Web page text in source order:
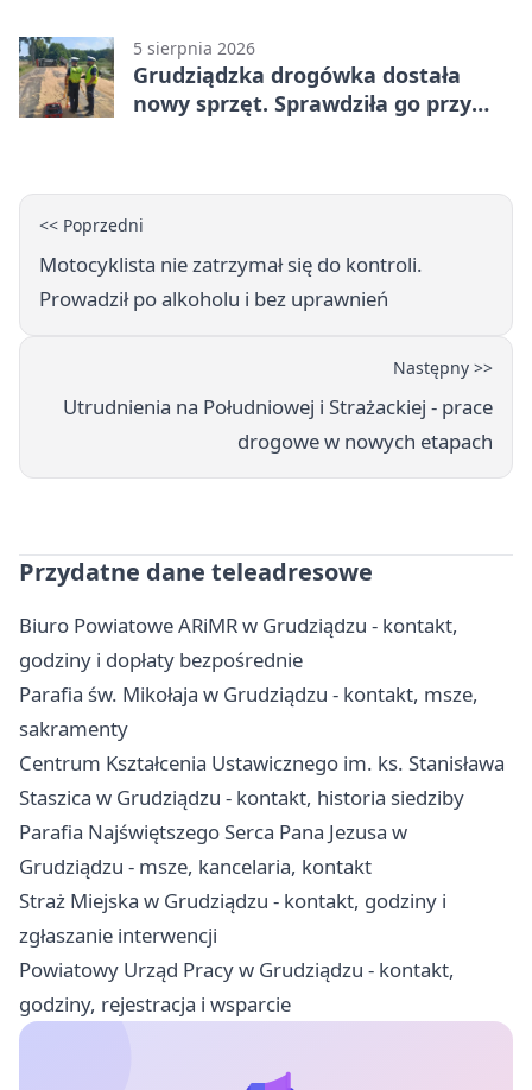
5 sierpnia 2026
Grudziądzka drogówka dostała
nowy sprzęt. Sprawdziła go przy
<< Poprzedni
Motocyklista nie zatrzymał się do kontroli.
Prowadził po alkoholu i bez uprawnień
Następny >>
Utrudnienia na Południowej i Strażackiej - prace
drogowe w nowych etapach
Przydatne dane teleadresowe
Biuro Powiatowe ARiMR w Grudziądzu - kontakt,
godziny i dopłaty bezpośrednie
Parafia św. Mikołaja w Grudziądzu - kontakt, msze,
sakramenty
Centrum Kształcenia Ustawicznego im. ks. Stanisława
Staszica w Grudziądzu - kontakt, historia siedziby
Parafia Najświętszego Serca Pana Jezusa w
Grudziądzu - msze, kancelaria, kontakt
Straż Miejska w Grudziądzu - kontakt, godziny i
zgłaszanie interwencji
Powiatowy Urząd Pracy w Grudziądzu - kontakt,
godziny, rejestracja i wsparcie